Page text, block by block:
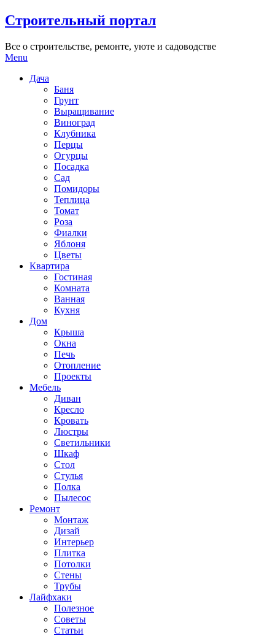
Skip
to
Строительный портал
Все о строительстве, ремонте, уюте и садоводстве
Menu
Дача
Баня
Грунт
Выращивание
Виноград
Клубника
Перцы
Огурцы
Посадка
Сад
Помидоры
Теплица
Томат
Роза
Фиалки
Яблоня
Цветы
Квартира
Гостиная
Комната
Ванная
Кухня
Дом
Крыша
Окна
Печь
Отопление
Проекты
Мебель
Диван
Кресло
Кровать
Люстры
Светильники
Шкаф
Стол
Стулья
Полка
Пылесос
Ремонт
Монтаж
Дизай
Интерьер
Плитка
Потолки
Стены
Трубы
Лайфхаки
Полезное
Советы
Статьи